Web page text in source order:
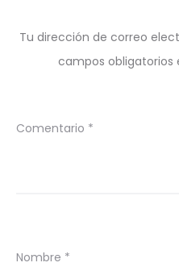
Tu dirección de correo
campos obligatorios
Comentario *
Nombre *